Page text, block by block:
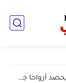
طريق القنطرة العريش يحصد أرواحا جديدة.. مأساة مستمرة لأهالي...